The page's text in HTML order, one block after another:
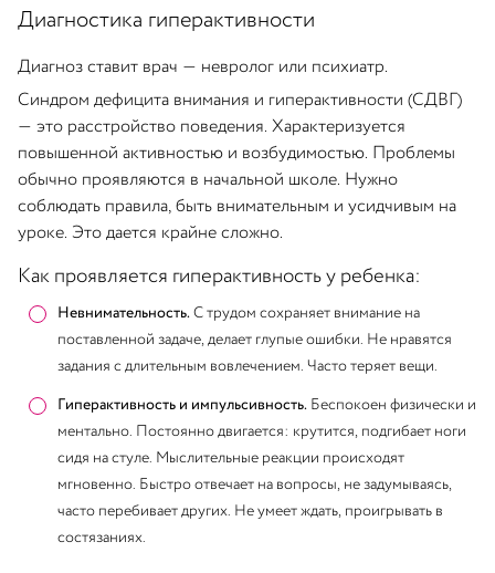
Диагностика гиперактивности
Диагноз ставит врач — невролог или психиатр.
Синдром дефицита внимания и гиперактивности (СДВГ)
— это расстройство поведения. Характеризуется
повышенной активностью и возбудимостью. Проблемы
обычно проявляются в начальной школе. Нужно
соблюдать правила, быть внимательным и усидчивым на
уроке. Это дается крайне сложно.
Как проявляется гиперактивность у ребенка:
Невнимательность.С трудом сохраняет внимание на
поставленной задаче, делает глупые ошибки. Не нравятся
задания с длительным вовлечением. Часто теряет вещи.
Гиперактивность и импульсивность. Беспокоен физически и
ментально. Постоянно двигается: крутится, подгибает ноги
сидя на стуле. Мыслительные реакции происходят
мгновенно. Быстро отвечает на вопросы, не задумываясь,
часто перебивает других. Не умеет ждать, проигрывать в
состязаниях.